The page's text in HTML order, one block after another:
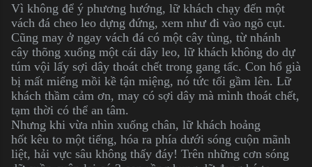
Vì không để ý phương hướng, lữ khách chạy đến một
vách đá cheo leo dựng đứng, xem như đi vào ngõ cụt.
Cũng may ở ngay vách đá có một cây tùng, từ nhánh
cây thõng xuống một cái dây leo, lữ khách không do dự
túm vội lấy sợi dây thoát chết trong gang tấc. Con hổ già
bị mất miếng mồi kề tận miệng, nó tức tối gầm lên. Lữ
khách thầm cảm ơn, may có sợi dây mà mình thoát chết,
tạm thời có thể an tâm.
Nhưng khi vừa nhìn xuống chân, lữ khách hoảng
hốt kêu to một tiếng, hóa ra phía dưới sóng cuộn mãnh
liệt, hải vực sâu không thấy đáy! Trên những cơn sóng